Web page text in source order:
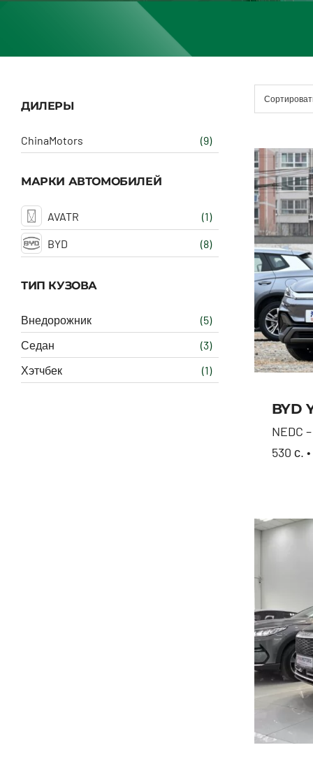
ДИЛЕРЫ
ChinaMotors (9)
МАРКИ АВТОМОБИЛЕЙ
AVATR (1)
BYD (8)
ТИП КУЗОВА
Внедорожник
(5)
Седан
(3)
Хэтчбек
(1)
BYD
NEDC
530 с.